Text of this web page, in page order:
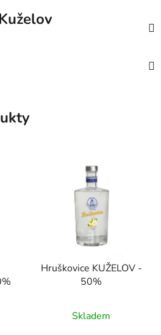
Hruškovice KUŽELOV -
50%
Skladem